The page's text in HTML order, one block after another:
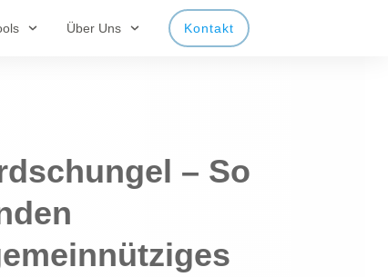
Über Uns Kontakt
– So